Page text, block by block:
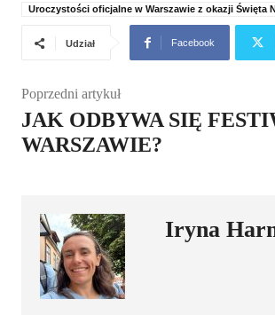
Uroczystości oficjalne w Warszawie z okazji Święta
Udział Facebook
Poprzedni artykuł
JAK ODBYWA SIĘ
WARSZAWIE?
Iryna